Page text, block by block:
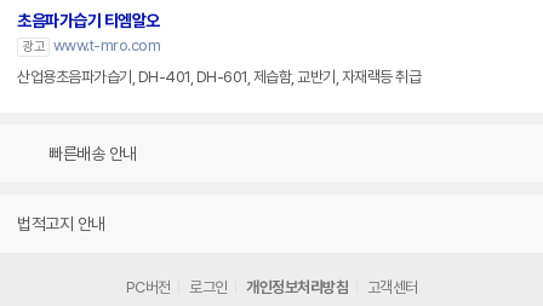
초음파가습기 티엠알오
광고 www.t-mro.com
산업용초음파가습기, DH-401, DH-601, 제습함, 교반기, 자재랙등 취급
빠른배송 안내
법적고지 안내
PC버전 로그인 개인정보처리방침 고객센터